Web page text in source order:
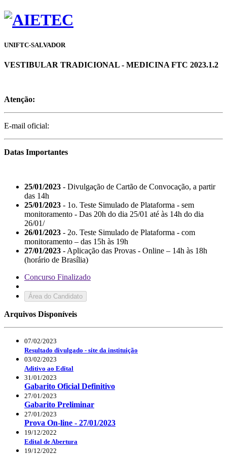
UNIFTC-SALVADOR
VESTIBULAR TRADICIONAL - MEDICINA FTC 2023.1.2
Atenção:
E-mail oficial:
Datas Importantes
25/01/2023 - Divulgação de Cartão de Convocação, a partir
das 14h
25/01/2023 - 1o. Teste Simulado de Plataforma - sem
monitoramento - Das 20h do dia 25/01 até às 14h do dia
26/01/
26/01/2023 - 2o. Teste Simulado de Plataforma - com
monitoramento – das 15h às 19h
27/01/2023 - Aplicação das Provas - Online – 14h às 18h
(horário de Brasília)
Concurso Finalizado
Área do Candidato
Arquivos Disponíveis
07/02/2023
Resultado divulgado - site da instituição
03/02/2023
Aditivo ao Edital
31/01/2023
Gabarito Oficial Definitivo
27/01/2023
Gabarito Preliminar
27/01/2023
Prova On-line - 27/01/2023
19/12/2022
Edital de Abertura
19/12/2022